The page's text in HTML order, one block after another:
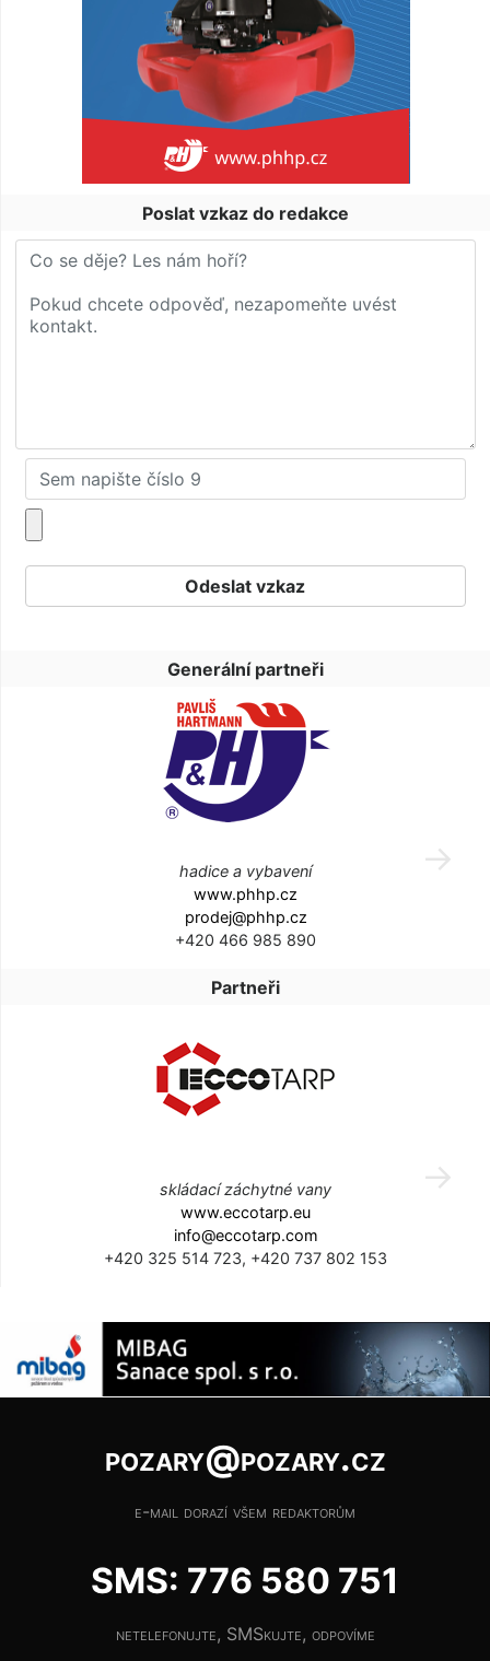
Poslat vzkaz do redakce
Generální partneři
hadice a vybavení
www.phhp.cz
prodej@phhp.cz
+420 466 985 890
Partneři
skládací záchytné vany
www.eccotarp.eu
info@eccotarp.com
+420 325 514 723, +420 737 802 153
pozary@pozary.cz
e-mail dorazí všem redaktorům
SMS: 776 580 751
netelefonujte, SMSkujte, odpovíme